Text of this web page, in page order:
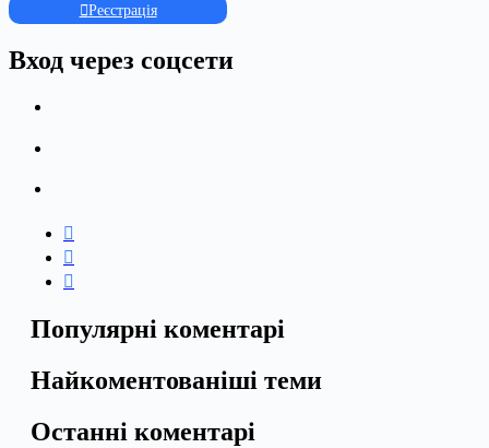
Реєстрація
Вход через соцсети
Популярні коментарі
Найкоментованіші теми
Останні коментарі